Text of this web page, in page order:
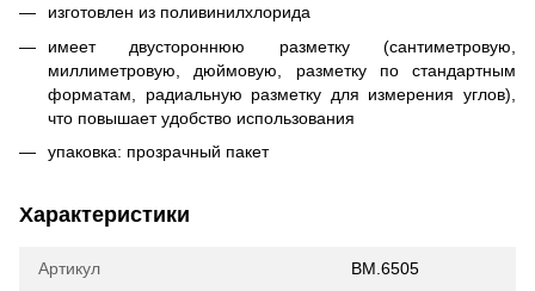
изготовлен из поливинилхлорида
имеет двустороннюю разметку (сантиметровую,
миллиметровую, дюймовую, разметку по стандартным
форматам, радиальную разметку для измерения углов),
что повышает удобство использования
упаковка: прозрачный пакет
Характеристики
Артикул BM.6505